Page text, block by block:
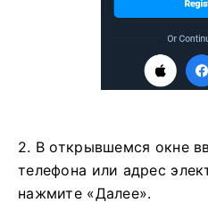
2. В открывшемся окне
телефона или адрес
нажмите «Далее».